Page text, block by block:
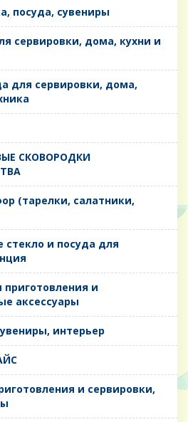
посуда, сувениры
сервировки, дома, кухни и
для сервировки, дома,
СКОВОРОДКИ
(тарелки, салатники,
стекло и посуда для
приготовления и
аксессуары
интерьер
и сервировки,